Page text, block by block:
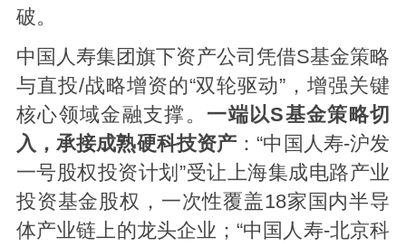
破。
中国人寿集团旗下资产公司凭借S基金策略
与直投/战略增资的“双轮驱动”，增强关键
核心领域金融支撑。 一端 以S基金策略切
入，承接成熟硬科技资产 ：“中国人寿-沪发
一号股权投资计划”受让上海集成电路产业
投资基金股权，一次性覆盖18家国内半导
体产业链上的龙头企业；“中国人寿-北京科